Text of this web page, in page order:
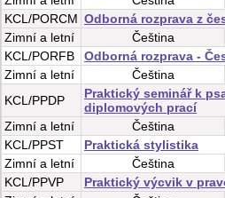
KCL/PORCM Odborná rozprava z
Zimní a letní Čeština
KCL/PORFB
Odborná rozprava -
Zimní a letní Čeština
KCL/PPDP
Praktický seminář k
diplomových prací
Zimní a letní Čeština
KCL/PPST
Praktická stylistika
Zimní a letní Čeština
KCL/PPVP
Praktický výcvik v